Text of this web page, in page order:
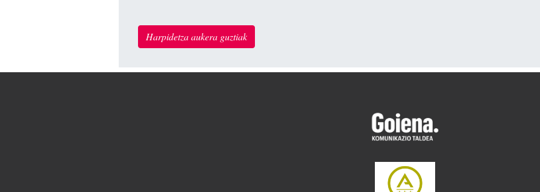
Harpidetza aukera guztiak